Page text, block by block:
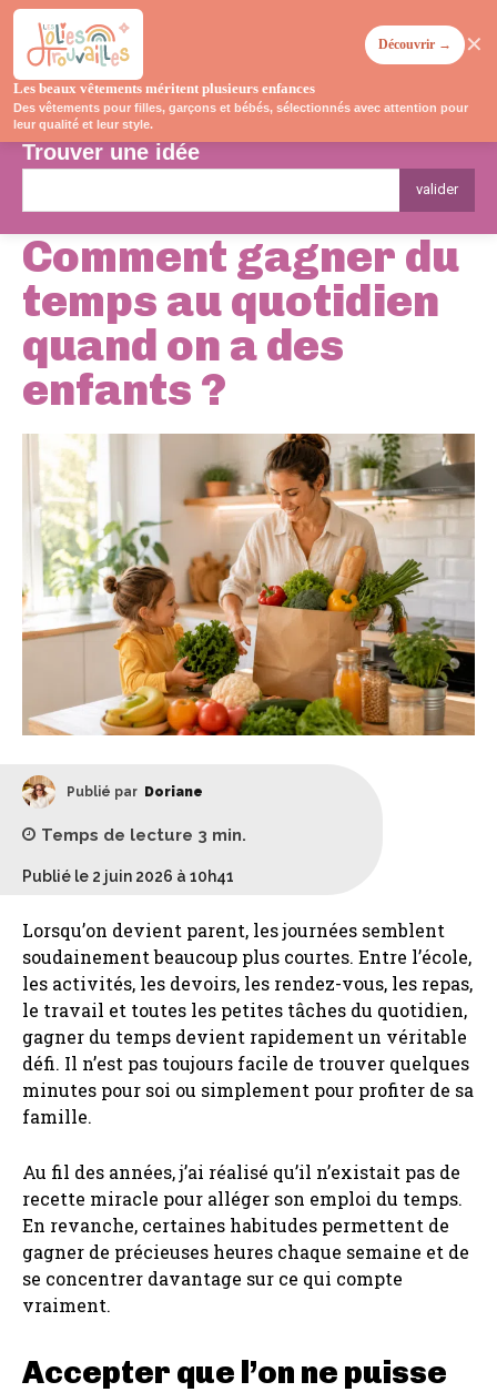
Trouver une idée
valider
Comment gagner du
temps au quotidien
quand on a des
enfants ?
Publié par Doriane
Temps de lecture 3 min.
Publié le 2 juin 2026 à 10h41
Lorsqu’on devient parent, les journées semblent
soudainement beaucoup plus courtes. Entre l’école,
les activités, les devoirs, les rendez-vous, les repas,
le travail et toutes les petites tâches du quotidien,
gagner du temps devient rapidement un véritable
défi. Il n’est pas toujours facile de trouver quelques
minutes pour soi ou simplement pour profiter de sa
famille.
Au fil des années, j’ai réalisé qu’il n’existait pas de
recette miracle pour alléger son emploi du temps.
En revanche, certaines habitudes permettent de
gagner de précieuses heures chaque semaine et de
se concentrer davantage sur ce qui compte
vraiment.
Accepter que l’on ne puisse
Les beaux vêtements méritent plusieurs enfances
Des vêtements pour filles, garçons et bébés, sélectionnés avec attention pour
leur qualité et leur style.
Découvrir → ✕